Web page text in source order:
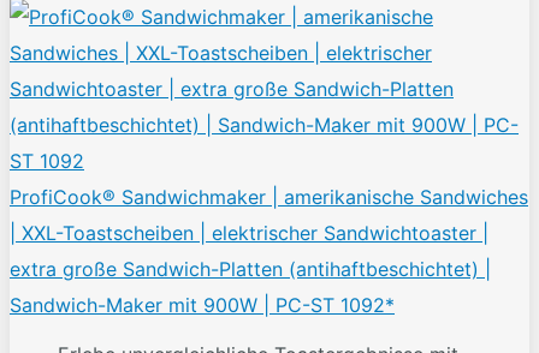
ProfiCook® Sandwichmaker | amerikanische Sandwiches
| XXL-Toastscheiben | elektrischer Sandwichtoaster |
extra große Sandwich-Platten (antihaftbeschichtet) |
Sandwich-Maker mit 900W | PC-ST 1092*